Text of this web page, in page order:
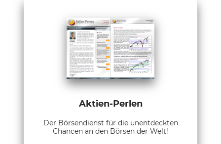
Aktien-Perlen
Der Börsendienst für die unentdeckten
Chancen an den Börsen der Welt!